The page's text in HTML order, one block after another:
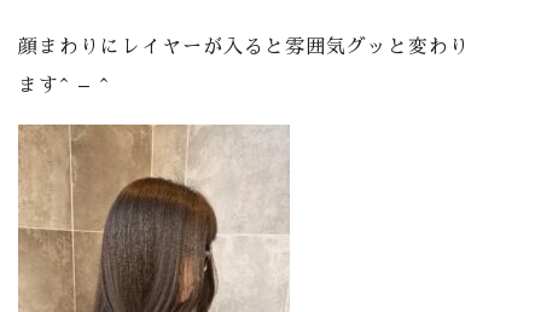
顔まわりにレイヤーが入ると雰囲気グッと変わり
ます^ – ^